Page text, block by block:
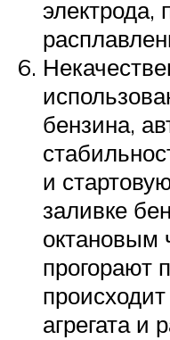
электрода,
бензина,
и
заливке
октановым
прогорают
агрегата и